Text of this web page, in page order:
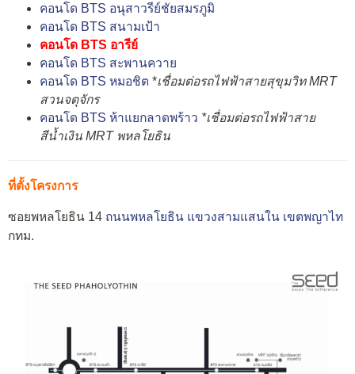
คอนโด BTS อนุสาวรีย์ชัยสมรภูมิ
คอนโด BTS สนามเป้า
คอนโด BTS อารีย์
คอนโด BTS สะพานควาย
คอนโด BTS หมอชิต *เชื่อมต่อรถไฟฟ้าสายสุขุมวิท MRT
สวนจตุจักร
คอนโด BTS ห้าแยกลาดพร้าว *เชื่อมต่อรถไฟฟ้าสาย
สีน้ำเงิน MRT พหลโยธิน
ที่ตั้งโครงการ
ซอยพหลโยธิน 14 ถนนพหลโยธิน แขวงสามแสนใน เขตพญาไท
กทม.